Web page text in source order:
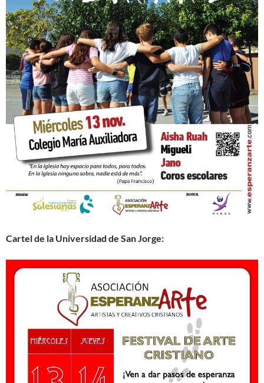
Cartel de la Universidad de San Jorge: